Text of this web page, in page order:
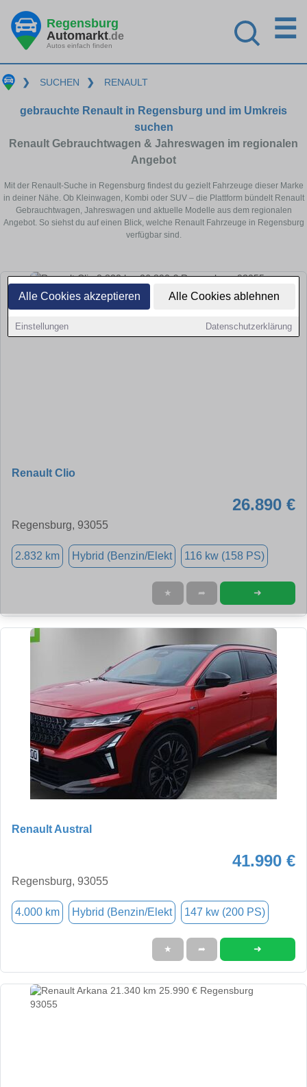
Alle Cookies akzeptieren Alle Cookies ablehnen
Einstellungen Datenschutzerklärung
Regensburg
Automarkt.de
Autos einfach finden
☰
❯ SUCHEN ❯ RENAULT
gebrauchte Renault in Regensburg und im Umkreis
suchen
Renault Gebrauchtwagen & Jahreswagen im regionalen
Angebot
Mit der Renault-Suche in Regensburg findest du gezielt Fahrzeuge dieser Marke
in deiner Nähe. Ob Kleinwagen, Kombi oder SUV – die Plattform bündelt Renault
Gebrauchtwagen, Jahreswagen und aktuelle Modelle aus dem regionalen
Angebot. So siehst du auf einen Blick, welche Renault Fahrzeuge in Regensburg
verfügbar sind.
Renault Clio
26.890 €
Regensburg, 93055
2.832 km Hybrid (Benzin/Elekt 116 kw (158 PS)
★ ➦ ➜
Renault Austral
41.990 €
Regensburg, 93055
4.000 km Hybrid (Benzin/Elekt 147 kw (200 PS)
★ ➦ ➜